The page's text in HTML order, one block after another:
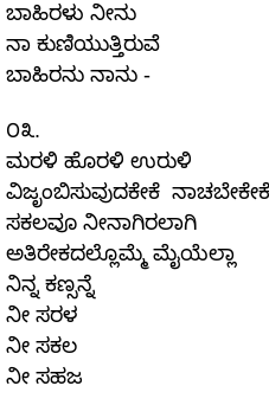
ಬಾಹಿರಳು ನೀನು
ನಾ ಕುಣಿಯುತ್ತಿರುವೆ
ಬಾಹಿರನು ನಾನು-
೦೩.
ಮರಳಿ ಹೊರಳಿ ಉರುಳಿ
ವಿಜೃಂಬಿಸುವುದಕೇಕೆ ನಾಚಬೇಕೇಕೆ
ಸಕಲವೂ ನೀನಾಗಿರಲಾಗಿ
ಅತಿರೇಕದಲ್ಲೊಮ್ಮೆ ಮೈಯೆಲ್ಲಾ
ನಿನ್ನ ಕಣ್ಸನ್ನೆ
ನೀ ಸರಳ
ನೀ ಸಕಲ
ನೀ ಸಹಜ